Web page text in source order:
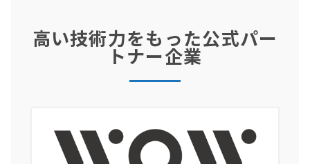
高い技術力をもった公式パー
トナー企業